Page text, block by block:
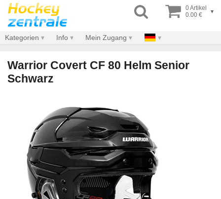
0 Artikel
0.00 €
▾
Kategorien Info Mein Zugang
Warrior Covert CF 80 Helm Senior
Schwarz